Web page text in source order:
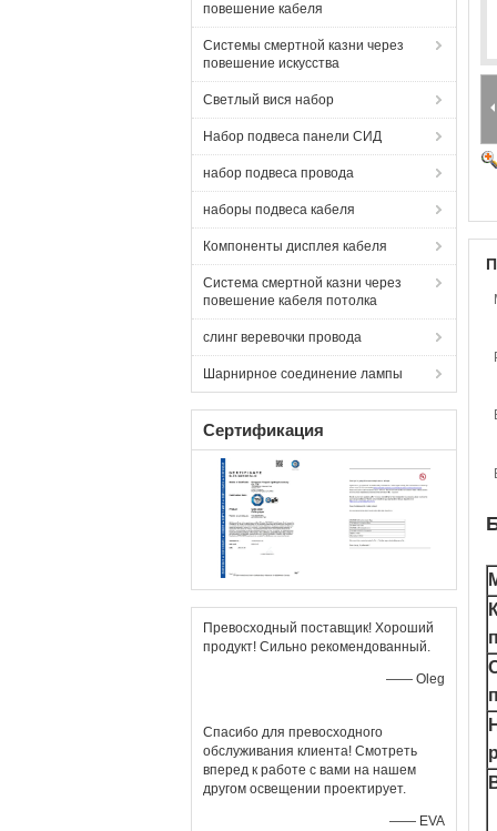
повешение кабеля
Системы смертной казни через
повешение искусства
Светлый вися набор
Набор подвеса панели СИД
набор подвеса провода
наборы подвеса кабеля
Компоненты дисплея кабеля
Система смертной казни через
повешение кабеля потолка
слинг веревочки провода
Шарнирное соединение лампы
Сертификация
Превосходный поставщик! Хороший
продукт! Сильно рекомендованный.
—— Oleg
Спасибо для превосходного
обслуживания клиента! Смотреть
вперед к работе с вами на нашем
другом освещении проектирует.
—— EVA